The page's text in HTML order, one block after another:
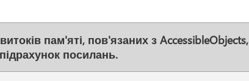
пам'яті, пов'язаних з AccessibleObjects,
посилань.